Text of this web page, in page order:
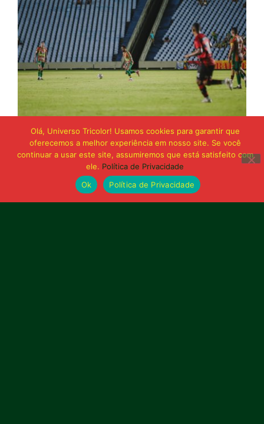
21 de junho de 2026
Sampaio é superado pelo Trem no Castelão
e buscará reação em Macapá
Publicidade
Olá, Universo Tricolor! Usamos cookies para garantir que
oferecemos a melhor experiência em nosso site. Se você
continuar a usar este site, assumiremos que está satisfeito com
ele. Política de Privacidade
Ok
Política de Privacidade